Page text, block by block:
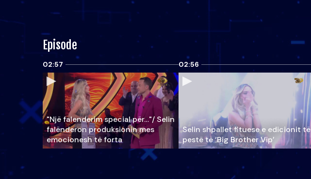
Episode
02:57
"Një falenderim special për…"/ Selin
falënderon produksionin mes
emocionesh të forta
02:56
Selin shpallet fituese e edicionit të
pestë të ‘Big Brother Vip’